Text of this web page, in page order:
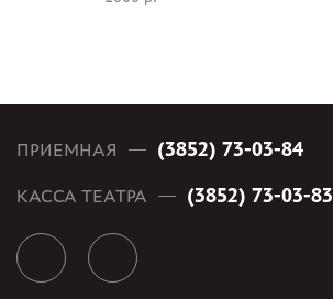
ПРИЕМНАЯ (3852) 73-03-84
КАССА ТЕАТРА (3852) 73-03-83